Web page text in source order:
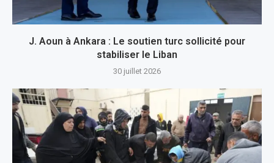
J. Aoun à Ankara : Le soutien turc sollicité pour
stabiliser le Liban
30 juillet 2026